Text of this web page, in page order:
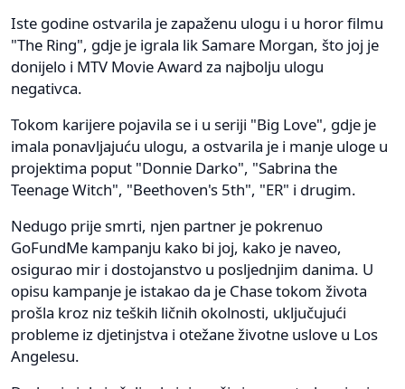
Iste godine ostvarila je zapaženu ulogu i u horor filmu
"The Ring", gdje je igrala lik Samare Morgan, što joj je
donijelo i MTV Movie Award za najbolju ulogu
negativca.
Tokom karijere pojavila se i u seriji "Big Love", gdje je
imala ponavljajuću ulogu, a ostvarila je i manje uloge u
projektima poput "Donnie Darko", "Sabrina the
Teenage Witch", "Beethoven's 5th", "ER" i drugim.
Nedugo prije smrti, njen partner je pokrenuo
GoFundMe kampanju kako bi joj, kako je naveo,
osigurao mir i dostojanstvo u posljednjim danima. U
opisu kampanje je istakao da je Chase tokom života
prošla kroz niz teških ličnih okolnosti, uključujući
probleme iz djetinjstva i otežane životne uslove u Los
Angelesu.